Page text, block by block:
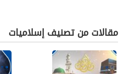
مقالات من تصنيف إسلاميات